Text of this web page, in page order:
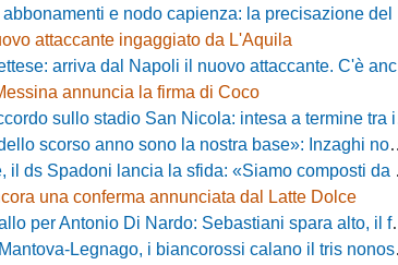
e nodo capienza: la precisazione del club laniero
attaccante ingaggiato da L'Aquila
arriva dal Napoli il nuovo attaccante. C'è anche l'ufficialità
annuncia la firma di Coco
stadio San Nicola: intesa a termine tra il Comune e il club di De Laurentiis
anno sono la nostra base»: Inzaghi non si nasconde e carica l'ambiente
lancia la sfida: «Siamo composti da elementi validi con motivazioni altissime»
una conferma annunciata dal Latte Dolce
Antonio Di Nardo: Sebastiani spara alto, il futuro resta un enigma
Legnago, i biancorossi calano il tris nonostante il gran caldo: il racconto de L'Arena